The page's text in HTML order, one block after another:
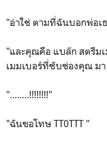
"อ่าใช่ ตามที่ฉันบอกพ่อเ
"และคุณคือ แบล๊ก สตรีม
เมมเบอร์ที่ซับช่องคุณ มา
"........!!!!!!!!"
"ฉันขอโทษ TT0TTT "